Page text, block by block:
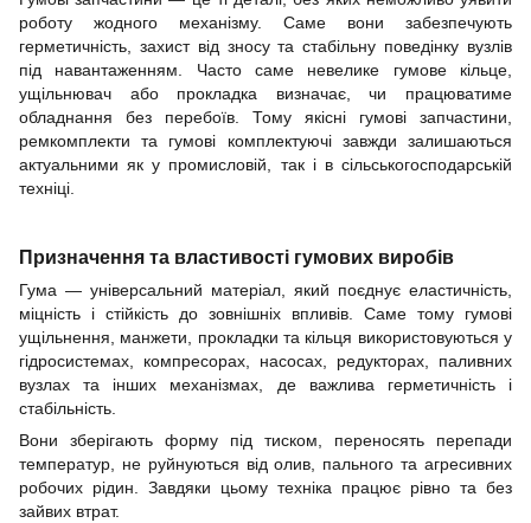
роботу жодного механізму. Саме вони забезпечують
герметичність, захист від зносу та стабільну поведінку вузлів
під навантаженням. Часто саме невелике гумове кільце,
ущільнювач або прокладка визначає, чи працюватиме
обладнання без перебоїв. Тому якісні гумові запчастини,
ремкомплекти та гумові комплектуючі завжди залишаються
актуальними як у промисловій, так і в сільськогосподарській
техніці.
Призначення та властивості гумових виробів
Гума — універсальний матеріал, який поєднує еластичність,
міцність і стійкість до зовнішніх впливів. Саме тому гумові
ущільнення, манжети, прокладки та кільця використовуються у
гідросистемах, компресорах, насосах, редукторах, паливних
вузлах та інших механізмах, де важлива герметичність і
стабільність.
Вони зберігають форму під тиском, переносять перепади
температур, не руйнуються від олив, пального та агресивних
робочих рідин. Завдяки цьому техніка працює рівно та без
зайвих втрат.